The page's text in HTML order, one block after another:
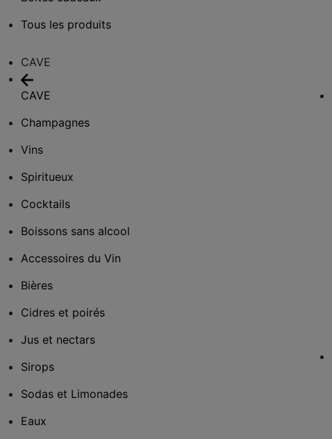
Tous les produits
CAVE
CAVE
Champagnes
Vins
Spiritueux
Cocktails
Boissons sans alcool
Accessoires du Vin
Bières
Cidres et poirés
Jus et nectars
Sirops
Sodas et Limonades
Eaux